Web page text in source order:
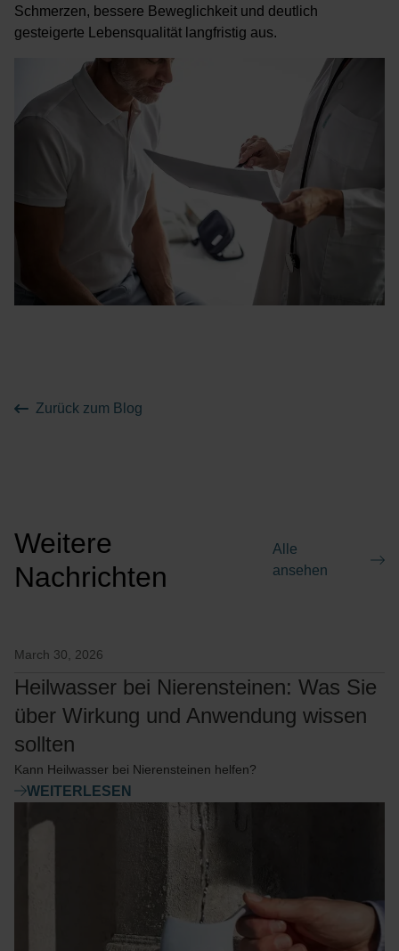
Schmerzen, bessere Beweglichkeit und deutlich
gesteigerte Lebensqualität langfristig aus.
Zurück zum Blog
Weitere
Nachrichten
Alle
ansehen
March 30, 2026
Heilwasser bei Nierensteinen: Was Sie
über Wirkung und Anwendung wissen
sollten
Kann Heilwasser bei Nierensteinen helfen?
WEITERLESEN